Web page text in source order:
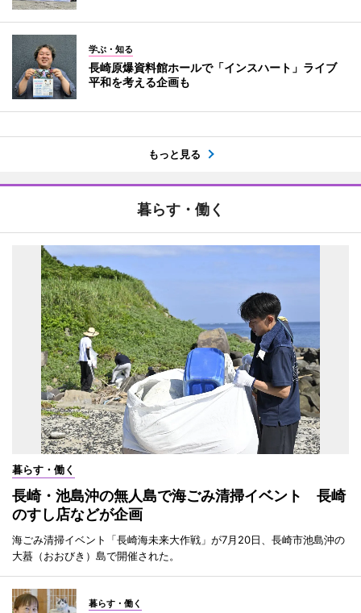
学ぶ・知る
長崎原爆資料館ホールで「インスハート」ライブ
平和を考える企画も
もっと見る
暮らす・働く
暮らす・働く
長崎・池島沖の無人島で海ごみ清掃イベント 長崎
のすし店などが企画
海ごみ清掃イベント「長崎海未来大作戦」が7月20日、長崎市池島沖の
大蟇（おおびき）島で開催された。
暮らす・働く